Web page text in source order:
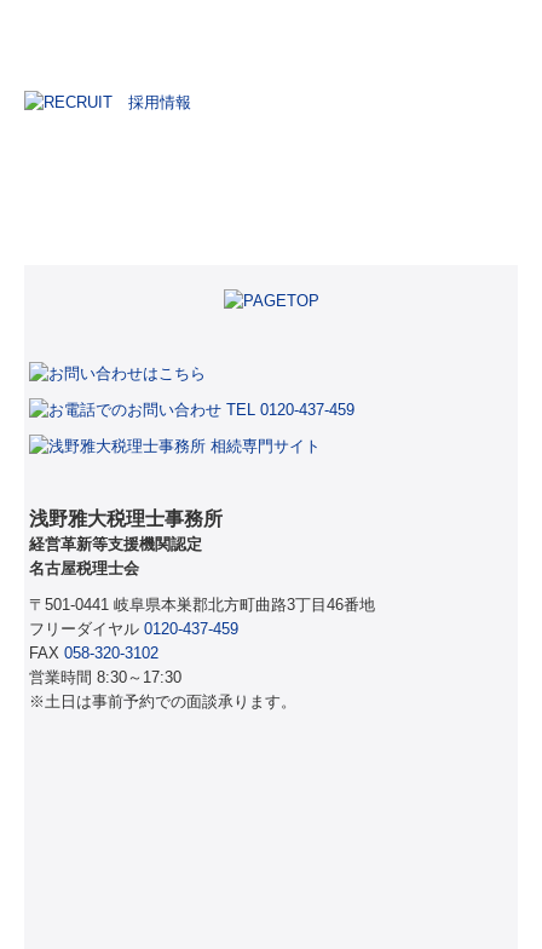
経営革新等支援機関認定
名古屋税理士会
〒501-0441 岐阜県本巣郡北方町曲路3丁目46番地
FAX058-320-3102
営業時間 8:30～17:30
※土日は事前予約での面談承ります。